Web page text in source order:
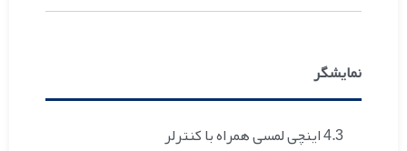
نمایشگر
4.3 اینچی لمسی همراه با کنترلر